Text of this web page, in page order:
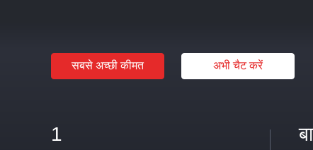
सबसे अच्छी कीमत अभी चैट करें
1